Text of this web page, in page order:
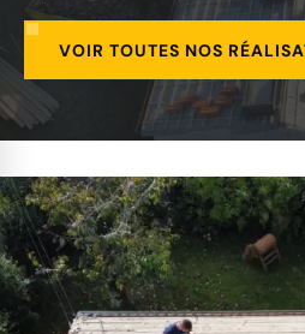
VOIR TOUTES NOS